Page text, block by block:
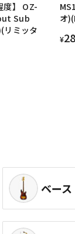
度】 OZ-
Sub
ミッタ
オ
¥
ベース